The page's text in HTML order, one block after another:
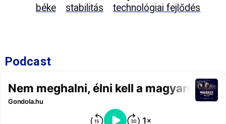
béke
stabilitás technológiai fejlődés
Podcast